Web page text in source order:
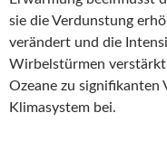
sie die Verdunstung
verändert und die
Wirbelstürmen
Ozeane zu signifikanten
Klimasystem bei.